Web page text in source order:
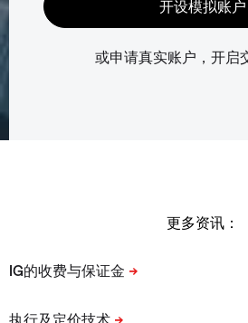
更多资讯：